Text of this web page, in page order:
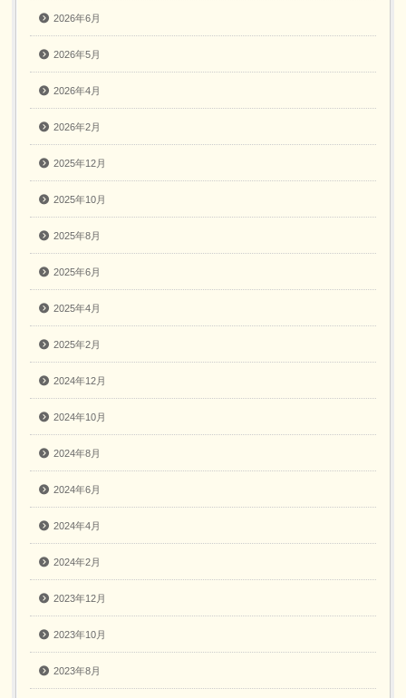
2026年6月
2026年5月
2026年4月
2026年2月
2025年12月
2025年10月
2025年8月
2025年6月
2025年4月
2025年2月
2024年12月
2024年10月
2024年8月
2024年6月
2024年4月
2024年2月
2023年12月
2023年10月
2023年8月